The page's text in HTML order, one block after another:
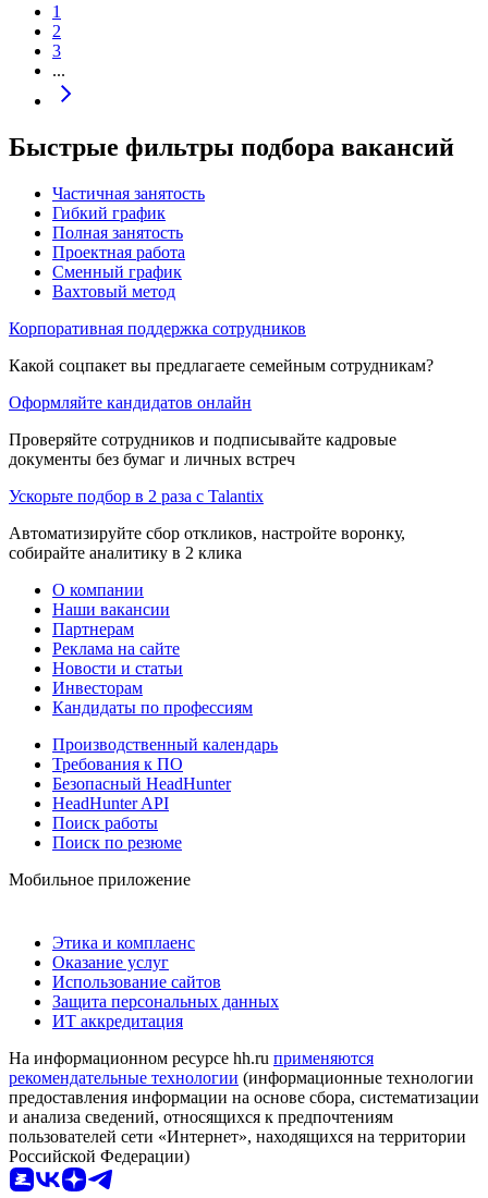
1
2
3
...
Быстрые фильтры подбора вакансий
Частичная занятость
Гибкий график
Полная занятость
Проектная работа
Сменный график
Вахтовый метод
Корпоративная поддержка сотрудников
Какой соцпакет вы предлагаете семейным сотрудникам?
Оформляйте кандидатов онлайн
Проверяйте сотрудников и подписывайте кадровые
документы без бумаг и личных встреч
Ускорьте подбор в 2 раза с Talantix
Автоматизируйте сбор откликов, настройте воронку,
собирайте аналитику в 2 клика
О компании
Наши вакансии
Партнерам
Реклама на сайте
Новости и статьи
Инвесторам
Кандидаты по профессиям
Производственный календарь
Требования к ПО
Безопасный HeadHunter
HeadHunter API
Поиск работы
Поиск по резюме
Мобильное приложение
Этика и комплаенс
Оказание услуг
Использование сайтов
Защита персональных данных
ИТ аккредитация
На информационном ресурсе hh.ru применяются
рекомендательные технологии (информационные технологии
предоставления информации на основе сбора, систематизации
и анализа сведений, относящихся к предпочтениям
пользователей сети «Интернет», находящихся на территории
Российской Федерации)